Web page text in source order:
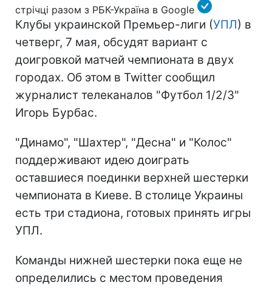
стрічці разом з РБК-Україна в Google
Клубы украинской Премьер-лиги (УПЛ) в
четверг, 7 мая, обсудят вариант с
доигровкой матчей чемпионата в двух
городах. Об этом в Twitter сообщил
журналист телеканалов "Футбол 1/2/3"
Игорь Бурбас.
"Динамо", "Шахтер", "Десна" и "Колос"
поддерживают идею доиграть
оставшиеся поединки верхней шестерки
чемпионата в Киеве. В столице Украины
есть три стадиона, готовых принять игры
УПЛ.
Команды нижней шестерки пока еще не
определились с местом проведения